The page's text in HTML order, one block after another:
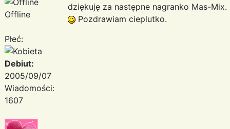
Offline
Płeć:
Debiut:
2005/09/07
Wiadomości:
1607
dziękuję za następne nagranko Mas-Mix.
Pozdrawiam cieplutko.